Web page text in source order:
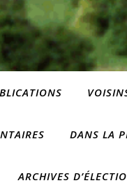
DANS LA
ARCHIVES